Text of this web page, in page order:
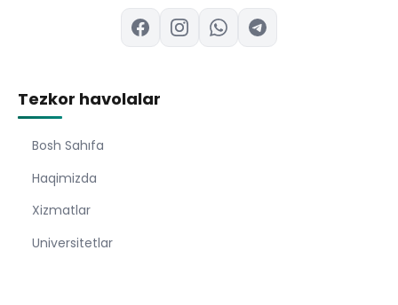
Tezkor havolalar
Bosh Sahıfa
Haqimizda
Xizmatlar
Universitetlar